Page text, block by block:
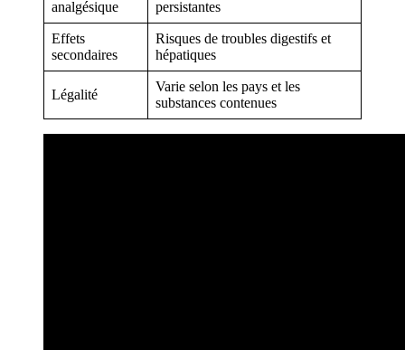
analgésique
persistantes
Effets
secondaires
Risques de troubles digestifs et
hépatiques
Légalité
Varie selon les pays et les
substances contenues